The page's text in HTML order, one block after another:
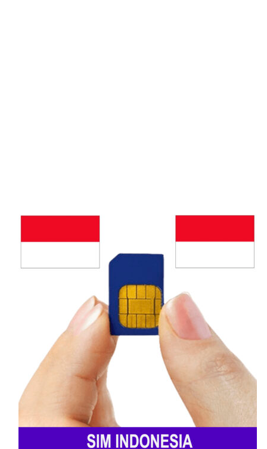
và lâu đời nhất Cameroon với vùng phủ sóng
rộng khắp: thành phố lớn như Yaoundé,
Douala, Garoua, Bamenda đến vùng nông
thôn, khu vực xa xôi. Dịch vụ ổn định, nhiều
đại lý hỗ trợ, đa dạng gói cước linh hoạt, phù
hợp cho người dân địa phương và khách du
Orange Cameroon
Orange Cameroon được đánh giá cao về tốc
độ internet, đặc biệt 4G, rất phù hợp cho
người cần sử dụng data tốc độ cao. Orange
thường xuyên có ưu đãi cho khách du lịch,
giá cước hợp lý, chăm sóc khách hàng tốt